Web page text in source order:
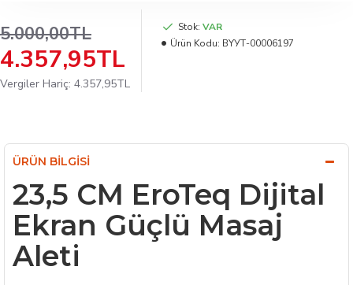
4.357,95TL
5.000,00TL
Vergiler Hariç: 4.357,95TL
Stok: VAR
Ürün Kodu: BYУТ-00006197
ÜRÜN BILGISI
23,5 CM EroTeq Dijital
Ekran Güçlü Masaj
Aleti